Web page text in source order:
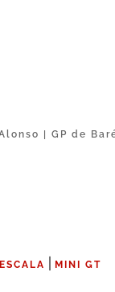
| GP de
MINI GT